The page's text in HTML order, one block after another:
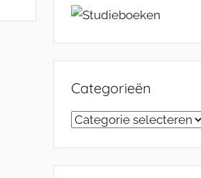
Categorieën
Categorieën